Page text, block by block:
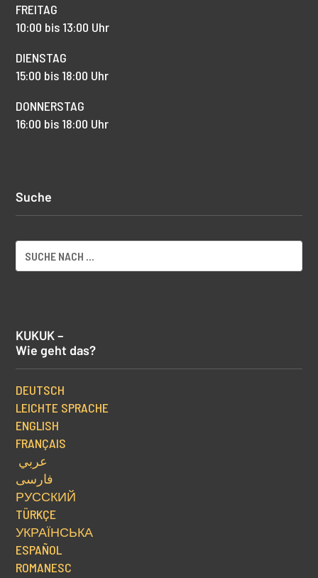
FREITAG
10:00 bis 13:00 Uhr
DIENSTAG
15:00 bis 18:00 Uhr
DONNERSTAG
16:00 bis 18:00 Uhr
Suche
KUKUK –
Wie geht das?
DEUTSCH
LEICHTE SPRACHE
ENGLISH
FRANÇAIS
عربي
فارسی
РУССКИЙ
TÜRKÇE
УКРАЇНСЬКА
ESPAÑOL
ROMANESC